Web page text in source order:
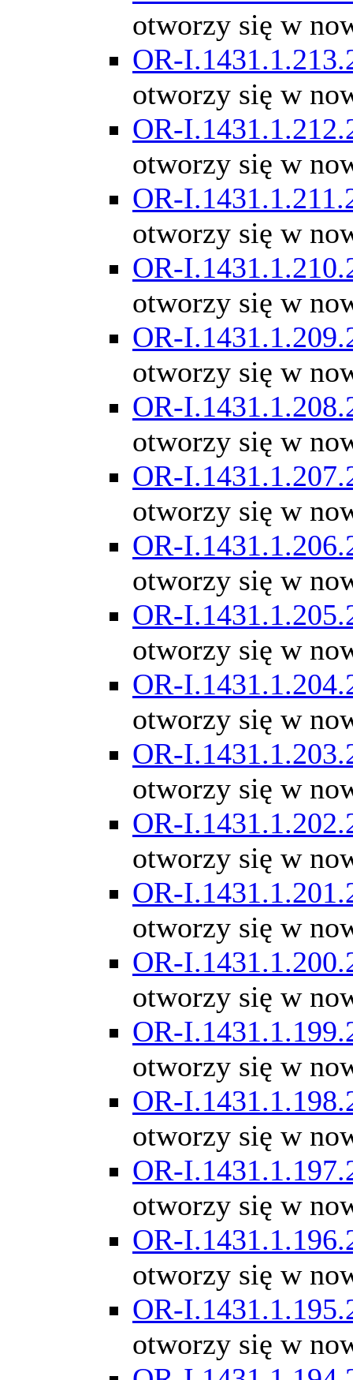
otworzy się w
OR-
otworzy się w
OR-
otworzy się w
OR-
otworzy się w
OR-
otworzy się w
OR-
otworzy się w
OR-
otworzy się w
OR-
otworzy się w
OR-
otworzy się w
OR-
otworzy się w
OR-
otworzy się w
OR-
otworzy się w
OR-
otworzy się w
OR-
otworzy się w
OR-
otworzy się w
OR-
otworzy się w
OR-
otworzy się w
OR-
otworzy się w
OR-
otworzy się w
OR-
otworzy się w